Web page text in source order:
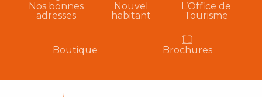
Nos bonnes
adresses
Nouvel
habitant
L’Office de
Tourisme
Boutique Brochures